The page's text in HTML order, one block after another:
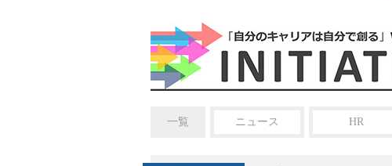
一覧 ニュース HR